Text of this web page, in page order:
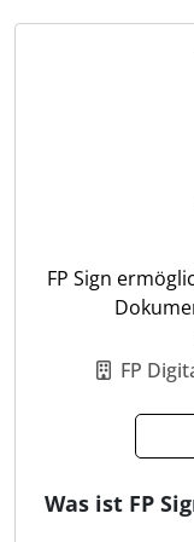
Erinnerungen
erhalten,
Business-Tools
integrieren,
Arbeitsabläufe
Online-
Erinnerungen
Globale
Eigenes
FP Sign
FP
Was ist FP